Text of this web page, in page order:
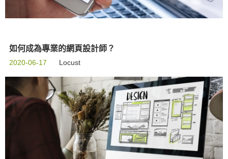
如何成為專業的網頁設計師？
2020-06-17 Locust